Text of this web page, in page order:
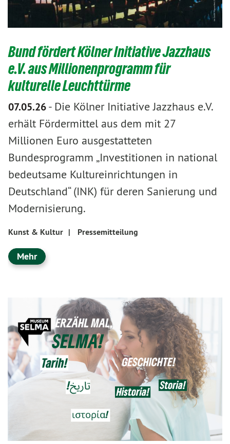
Bund fördert Kölner Initiative Jazzhaus
e.V. aus Millionenprogramm für
kulturelle Leuchttürme
07.05.26- Die Kölner Initiative Jazzhaus e.V.
erhält Fördermittel aus dem mit 27
Millionen Euro ausgestatteten
Bundesprogramm „Investitionen in national
bedeutsame Kultureinrichtungen in
Deutschland“ (INK) für deren Sanierung und
Modernisierung.
Kunst & Kultur | Pressemitteilung
Mehr